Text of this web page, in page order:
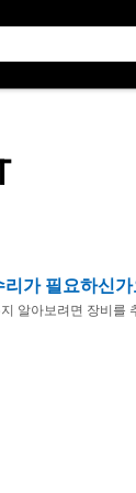
가 필요하신가
알아보려면 장비를